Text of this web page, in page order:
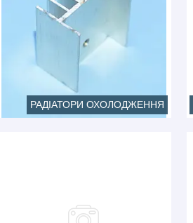
РАДІАТОРИ ОХОЛОДЖЕННЯ